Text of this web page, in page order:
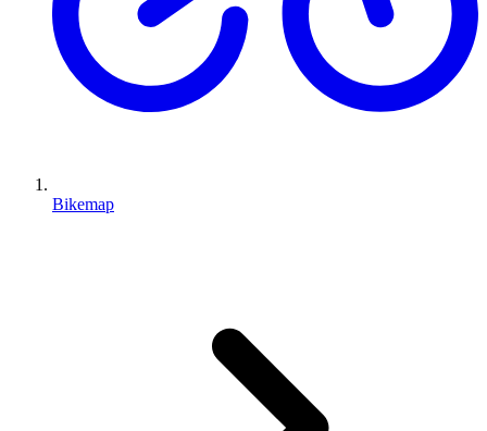
Bikemap